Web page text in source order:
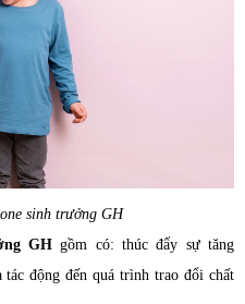
sinh trưởng GH
GH gồm có: thúc đẩy sự tăng
động đến quá trình trao đổi chất